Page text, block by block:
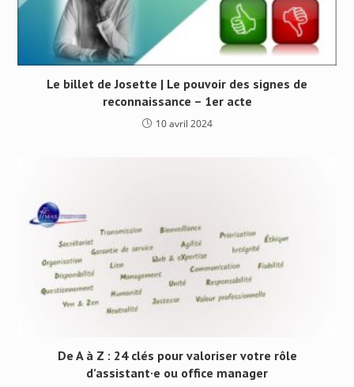
Le billet de Josette | Le pouvoir des signes de
reconnaissance – 1er acte
10 avril 2024
De A à Z : 24 clés pour valoriser votre rôle
d’assistant·e ou office manager